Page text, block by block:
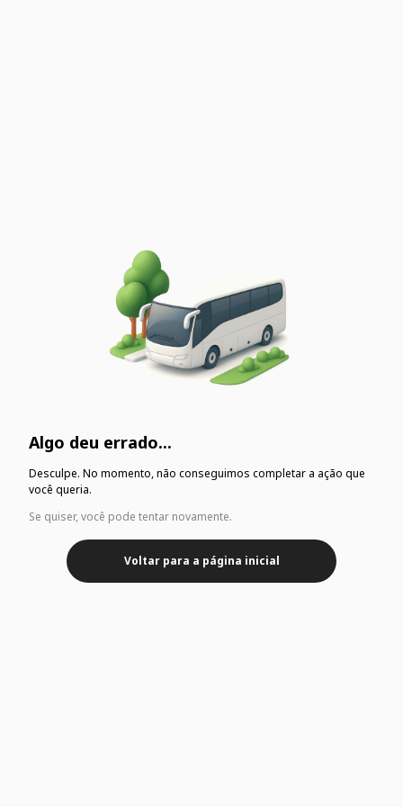
Algo deu errado...
Desculpe. No momento, não conseguimos completar a ação que
você queria.
Se quiser, você pode tentar novamente.
Voltar para a página inicial